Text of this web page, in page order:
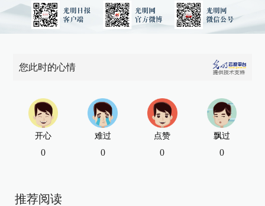
您此时的心情
开心
0
难过
0
点赞
0
飘过
0
推荐阅读